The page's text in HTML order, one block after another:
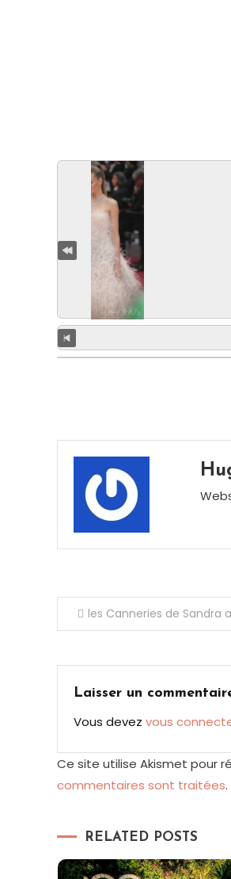
Navigation
l’article
les Canneries de Sandra
Laisser un
Vous devez vous
Ce site utilise Akismet pour
commentaires sont traitées.
RELATED POSTS